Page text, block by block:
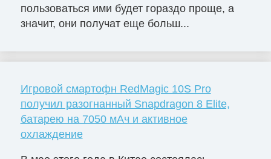
пользоваться ими будет гораздо проще, а
значит, они получат еще больш...
Игровой смартофн RedMagic 10S Pro
получил разогнанный Snapdragon 8 Elite,
батарею на 7050 мАч и активное
охлаждение